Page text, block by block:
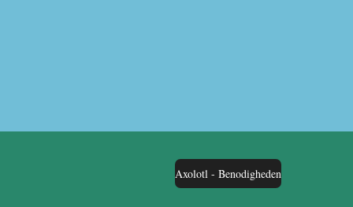
Axolotl - Benodigheden